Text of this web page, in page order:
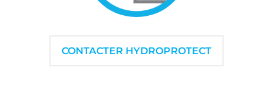
CONTACTER HYDROPROTECT